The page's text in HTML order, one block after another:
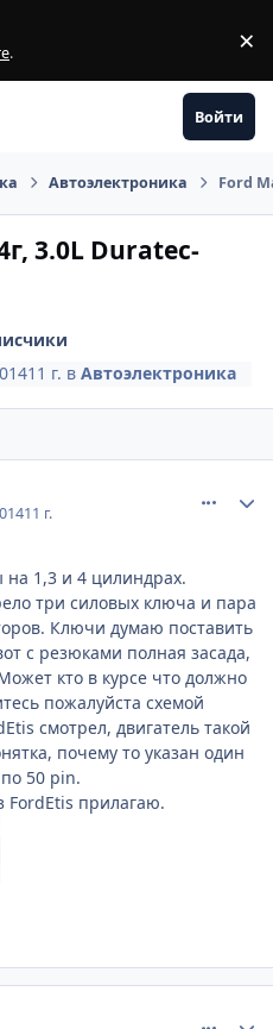
. ×
Войти
Автоэлектроника Ford
3.0L Duratec-
11 г. вАвтоэлектроника
11 г.
на 1,3 и 4 цилиндрах.
три силовых ключа и пара
Ключи думаю поставить
с резюками полная засада,
кто в курсе что должно
пожалуйста схемой
смотрел, двигатель такой
почему то указан один
50 pin.
FordEtis прилагаю.